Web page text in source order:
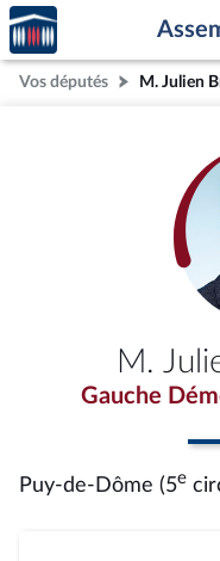
Aller au contenu
Aller en bas de la page
Accèder
à la
page
d'accueil
Vos députés
M.
Gauche
Puy-de-Dôme (5e